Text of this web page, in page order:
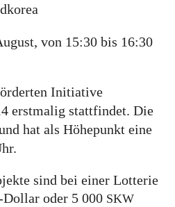
von 15:30 bis 16:30
Initiative
erstmalig stattfindet. Die
hat als Höhepunkt eine
sind bei einer Lotterie
Dollar oder 5 000 SKW